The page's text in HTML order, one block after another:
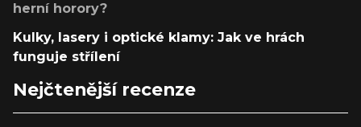
herní horory?
Kulky, lasery i optické klamy: Jak ve hrách
funguje střílení
Nejčtenější recenze